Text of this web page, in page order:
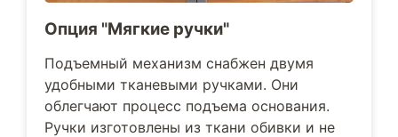
Опция "Мягкие ручки"
Подъемный механизм снабжен двумя
удобными тканевыми ручками. Они
облегчают процесс подъема основания.
Ручки изготовлены из ткани обивки и не